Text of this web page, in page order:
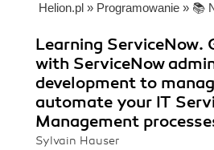
Helion.pl » Programowanie » 📚
Learning ServiceNow.
with ServiceNow
development to
automate your IT
Management
Sylvain Hauser